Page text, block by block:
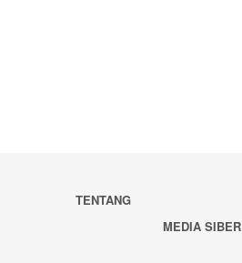
TENTANG
MEDIA SIBER